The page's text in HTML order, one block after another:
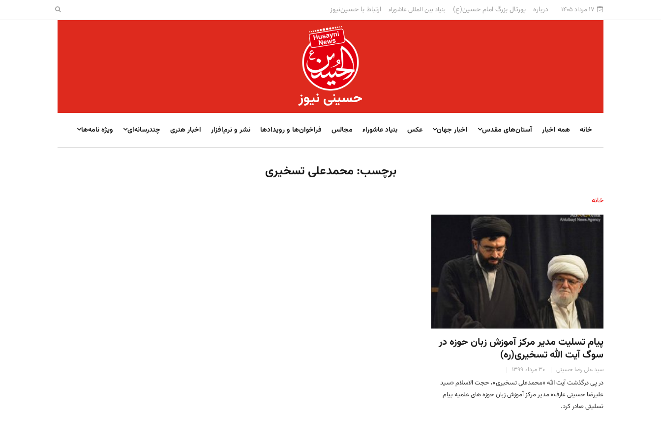
۱۷ مرداد ۱۴۰۵ درباره پورتال بزرگ امام حسین(ع) بنیاد بین المللی عاشوراء ارتباط با حسین‌نیوز
حسینی نیوز
خانه همه اخبار آستان‌های مقدس اخبار جهان عکس بنیاد عاشوراء مجالس فراخوان‌‏‏‏ها و رویدادها نشر و نرم‌افزار اخبار هنری چندرسانه‌ای ویژه نامه‌ها
برچسب: محمدعلی تسخیری
خانه
پیام تسلیت مدیر مرکز آموزش زبان حوزه در
سوگ آیت الله تسخیری(ره)
سید علی رضا حسینی ۳۰ مرداد ۱۳۹۹
در پی درگذشت آیت الله «محمدعلی تسخیری»، حجت الاسلام «سید
علیرضا حسینی عارف» مدیر مرکز آموزش زبان حوزه های علمیه پیام
تسلیتی صادر کرد.